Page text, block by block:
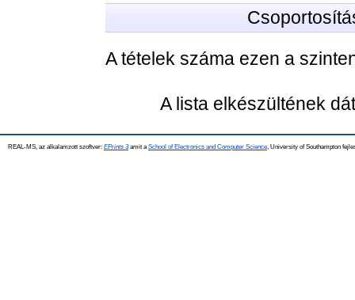
A tételek száma ezen a
A lista elkészültének
REAL-MS, az alkalamzott szoftver: EPrints 3amit a School of Electronics and Computer Science , University of Southampton